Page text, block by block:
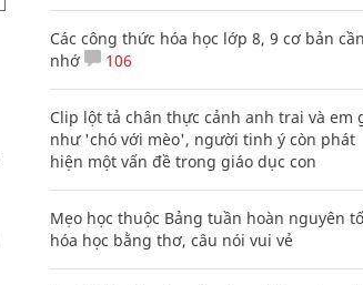
Các công thức hóa học lớp 8, 9 cơ bản cần
nhớ
106
Clip lột tả chân thực cảnh anh trai và em
như 'chó với mèo', người tinh ý còn phát
hiện một vấn đề trong giáo dục con
Mẹo học thuộc Bảng tuần hoàn nguyên tố
hóa học bằng thơ, câu nói vui vẻ